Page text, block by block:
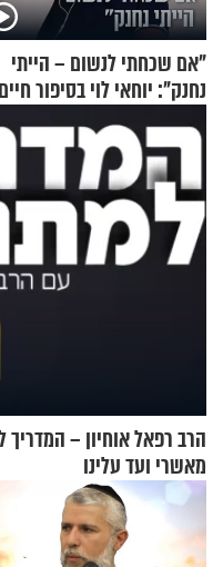
"אם שכחתי לנשום – הייתי
נחנק": יוחאי לוי בסיפור חיים
מעורר השראה
הרב רפאל אוחיון –
מאשרי ועד עלינו